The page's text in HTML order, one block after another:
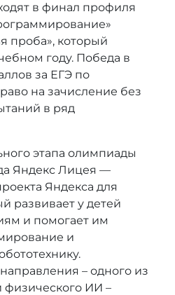
в финал профиля
проба», который
году. Победа в
за ЕГЭ по
на зачисление без
в ряд
этапа олимпиады
Яндекс Лицея —
Яндекса для
развивает у детей
и помогает им
и
– одного из
физического ИИ –